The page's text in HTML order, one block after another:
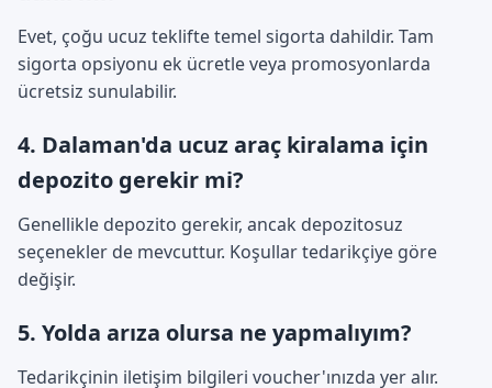
Evet, çoğu ucuz teklifte temel sigorta dahildir. Tam
sigorta opsiyonu ek ücretle veya promosyonlarda
ücretsiz sunulabilir.
4. Dalaman'da ucuz araç kiralama için
depozito gerekir mi?
Genellikle depozito gerekir, ancak depozitosuz
seçenekler de mevcuttur. Koşullar tedarikçiye göre
değişir.
5. Yolda arıza olursa ne yapmalıyım?
Tedarikçinin iletişim bilgileri voucher'ınızda yer alır.